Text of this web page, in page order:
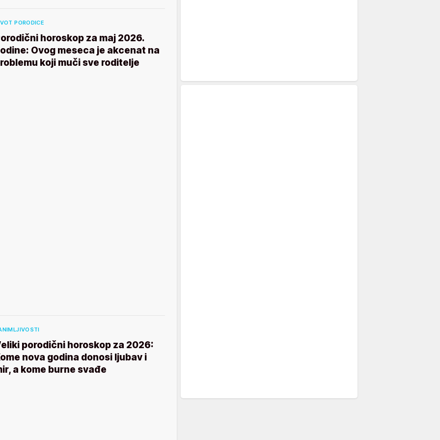
PORODICE
horoskop za maj 2026.
Ovog meseca je akcenat na
koji muči sve roditelje
porodični horoskop za 2026:
nova godina donosi ljubav i
a kome burne svađe